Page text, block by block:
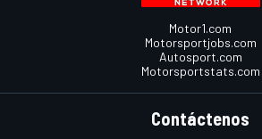
Motor1.com
Motorsportjobs.com
Autosport.com
Motorsportstats.com
Contáctenos